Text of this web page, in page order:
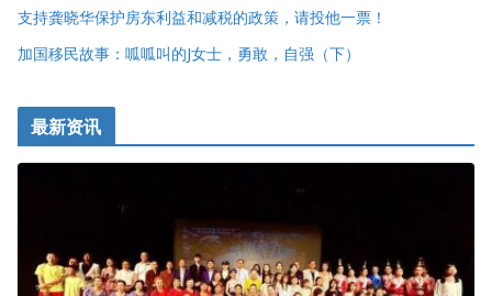
支持龚晓华保护房东利益和减税的政策，请投他一票！
加国移民故事：呱呱叫的J女士，勇敢，自强（下）
最新资讯